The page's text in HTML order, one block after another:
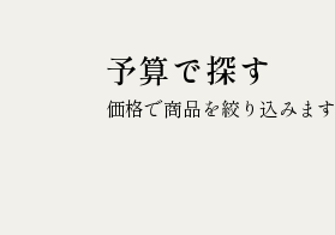
予算で探す
価格で商品を絞り込みます